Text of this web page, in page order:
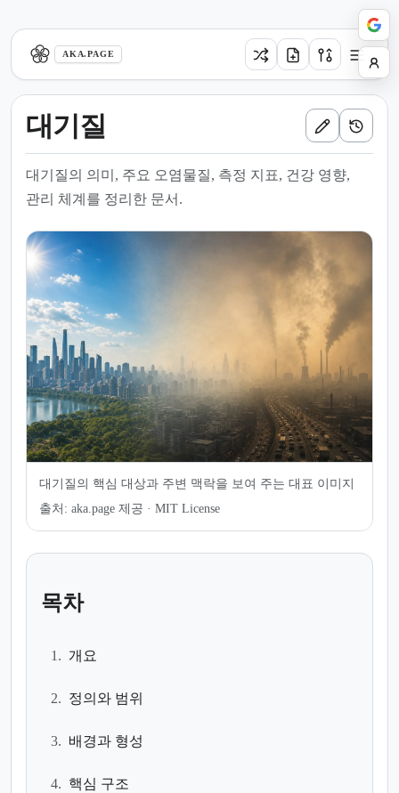
AKA.PAGE
대기질
대기질의 의미, 주요 오염물질, 측정 지표, 건강 영향,
관리 체계를 정리한 문서.
대기질의 핵심 대상과 주변 맥락을 보여 주는 대표 이미지
출처: aka.page 제공 · MIT License
목차
1. 개요
2. 정의와 범위
3. 배경과 형성
4. 핵심 구조